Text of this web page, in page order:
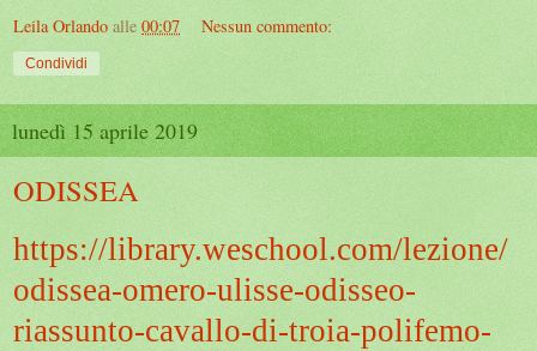
Leila Orlando alle 00:07 Nessun commento:
Condividi
lunedì 15 aprile 2019
ODISSEA
https://library.weschool.com/lezione/
odissea-omero-ulisse-odisseo-
riassunto-cavallo-di-troia-polifemo-